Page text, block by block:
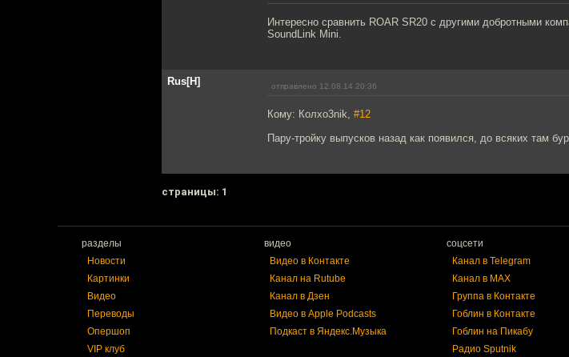
Интересно сравнить ROAR SR20 с другими добротными
SoundLink Mini.
Rus[H] отправлено 12.08.14 20:36
Кому: Колxo3nik, #12
Пару-тройку выпусков назад как появился, до всяких там
cтраницы: 1
разделы
Новости
Картинки
Видео
Переводы
Опершоп
VIP клуб
видео
Видео в Контакте
Канал на Rutube
Канал в Дзен
Видео в Apple Podcasts
Подкаст в Яндекс.Музыка
соцсети
Канал в Telegram
Канал в MAX
Группа в Контакте
Гоблин в Контакте
Гоблин на Пикабу
Радио Sputnik